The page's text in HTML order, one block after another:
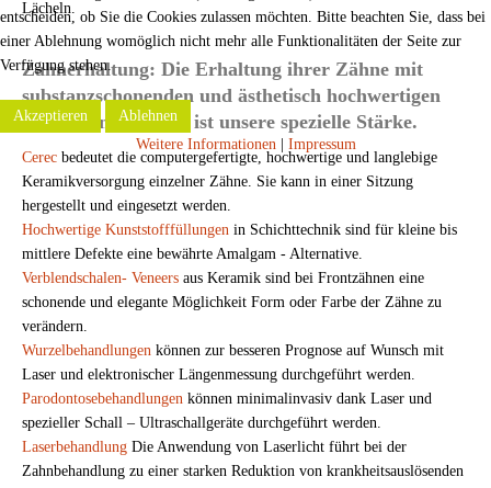
Lächeln.
Zahnerhaltung: Die Erhaltung ihrer Zähne mit
substanzschonenden und ästhetisch hochwertigen
Versorgungsformen ist unsere spezielle Stärke.
Cerec bedeutet die computergefertigte, hochwertige und langlebige
Keramikversorgung einzelner Zähne. Sie kann in einer Sitzung
hergestellt und eingesetzt werden.
Hochwertige Kunststofffüllungen in Schichttechnik sind für kleine bis
mittlere Defekte eine bewährte Amalgam - Alternative.
Verblendschalen- Veneers aus Keramik sind bei Frontzähnen eine
schonende und elegante Möglichkeit Form oder Farbe der Zähne zu
verändern.
Wurzelbehandlungen können zur besseren Prognose auf Wunsch mit
Laser und elektronischer Längenmessung durchgeführt werden.
Parodontosebehandlungen können minimalinvasiv dank Laser und
spezieller Schall – Ultraschallgeräte durchgeführt werden.
Laserbehandlung Die Anwendung von Laserlicht führt bei der
Zahnbehandlung zu einer starken Reduktion von krankheitsauslösenden
entscheiden, ob Sie die Cookies zulassen möchten. Bitte beachten Sie, dass bei
einer Ablehnung womöglich nicht mehr alle Funktionalitäten der Seite zur
Verfügung stehen.
Akzeptieren
Ablehnen
Weitere Informationen| Impressum